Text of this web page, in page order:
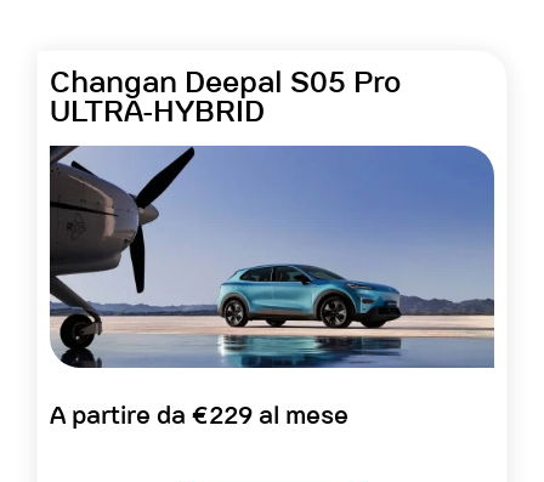
Changan Deepal S05 Pro
ULTRA-HYBRID
A partire da €229 al mese